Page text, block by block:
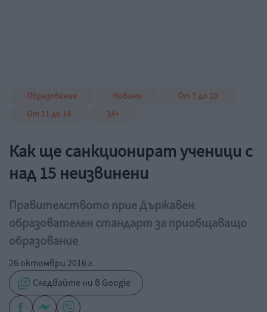
Образование Новини
От 7 до 10
От 11 до 14
14+
Как ще санкционират ученици с
над 15 неизвинени
Правителството прие Държавен
образователен стандарт за приобщаващо
образование
26 октомври 2016 г.
Следвайте ни в Google